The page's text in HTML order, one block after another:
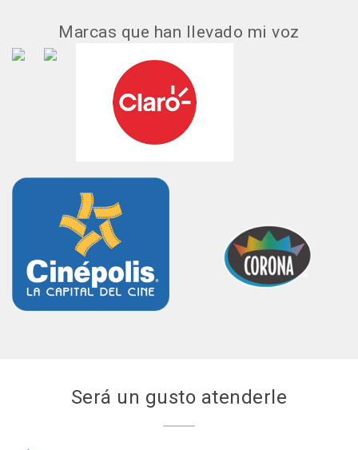
Marcas que han llevado mi voz
Será un gusto atenderle